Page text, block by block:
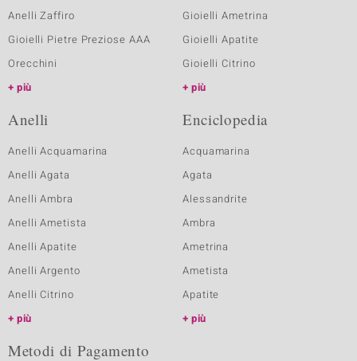
Anelli Zaffiro
Gioielli Pietre Preziose AAA
Orecchini
più
Gioielli Ametrina
Gioielli Apatite
Gioielli Citrino
più
Anelli
Anelli Acquamarina
Anelli Agata
Anelli Ambra
Anelli Ametista
Anelli Apatite
Anelli Argento
Anelli Citrino
più
Enciclopedia
Acquamarina
Agata
Alessandrite
Ambra
Ametrina
Ametista
Apatite
più
Metodi di Pagamento